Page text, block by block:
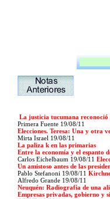
La justicia tucumana reconoció
Primera Fuente 19/08/11
Elecciones. Teresa: Una y otra
Mirta Israel 19/08/11
La paliza k en las primarias
Entre la economía y el espanto
Carlos Eichelbaum 19/08/11
Un amistoso antes de las
Pablo Stefanoni 19/08/11
Alfredo Grande 19/08/11
Neuquén: Radiografía de una
Empresas privadas, gobierno y